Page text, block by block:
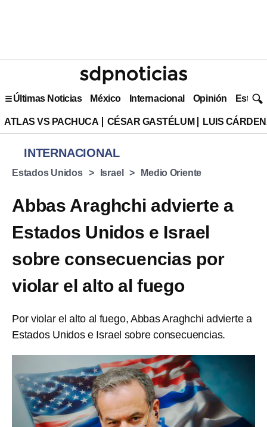
Últimas Noticias México Internacional Opinión Estilo
ATLAS VS PACHUCA CÉSAR GASTÉLUM LUIS
INTERNACIONAL
Estados Unidos Israel Medio Oriente
Abbas Araghchi advierte a
Estados Unidos e Israel
sobre consecuencias por
violar el alto al fuego
Por violar el alto al fuego, Abbas Araghchi advierte a
Estados Unidos e Israel sobre consecuencias.